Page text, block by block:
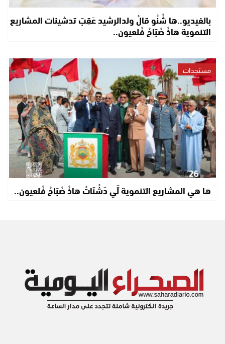
بالفيديو..ها شْنُو قالْ ولدالرشيد عَقِبَ تدشينات المشاريع
التنموية هاذْ صْبَاحْ فْلعيون..
مستجدات
ها هي المشاريع التنموية لِّي دّشْنَاتْ هاذْ صْبَاحْ فْلعيون..